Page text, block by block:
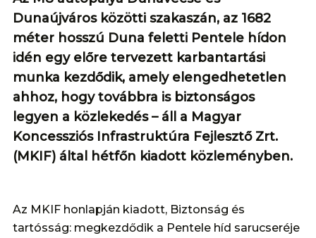
Dunaújváros közötti szakaszán, az 1682
méter hosszú Duna feletti Pentele hídon
idén egy előre tervezett karbantartási
munka kezdődik, amely elengedhetetlen
ahhoz, hogy továbbra is biztonságos
legyen a közlekedés – áll a Magyar
Koncessziós Infrastruktúra Fejlesztő Zrt.
(MKIF) által hétfőn kiadott közleményben.
Az MKIF honlapján kiadott, Biztonság és
tartósság: megkezdődik a Pentele híd sarucseréje